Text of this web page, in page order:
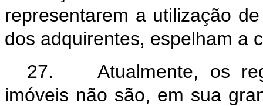
representarem a utilização
dos adquirentes, espelham a
27. Atualmente, os
imóveis não são, em sua